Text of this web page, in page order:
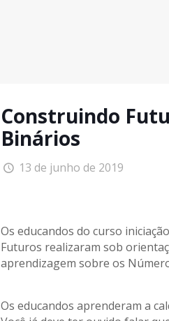
Construindo
Binários
13 de junho de 2019
Os educandos do curso
Futuros realizaram sob
aprendizagem sobre os
Os educandos aprenderam a